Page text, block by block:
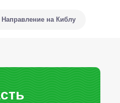
Направление на Киблу